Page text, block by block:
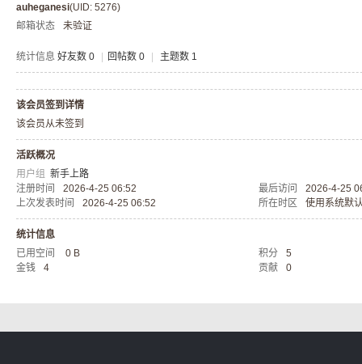
服
auheganesi(UID: 5276)
邮箱状态
未验证
统计信息 好友数 0 回帖数 0 主题数 1
该会员签到详情
该会员从未签到
活跃概况
用户组 新手上路
注册时间
2026-4-25 06:52 最后访问
2026-4-25
上次发表时间
2026-4-25 06:52 所在时区 使用系统默
统计信息
已用空间
0 B 积分
5
金钱
4 贡献 0